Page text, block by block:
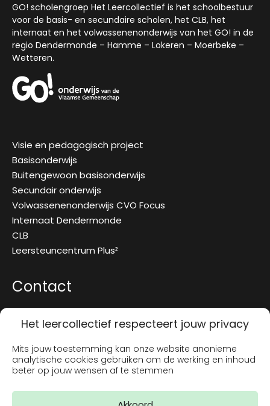
Het leercollectief respecteert jouw privacy
Mits jouw toestemming kan onze website anonieme
analytische cookies gebruiken om de werking en inhoud
beter op jouw wensen af te stemmen
GO! scholengroep Het Leercollectief is het schoolbestuur
voor de basis- en secundaire scholen, het CLB, het
internaat en het volwassenenonderwijs van het GO! in de
regio Dendermonde – Hamme – Lokeren – Moerbeke –
Wetteren.
Visie en pedagogisch project
Basisonderwijs
Buitengewoon basisonderwijs
Secundair onderwijs
Volwassenenonderwijs CVO Focus
Internaat Dendermonde
CLB
Leersteuncentrum Plus²
Contact
Brusselsestraat 97
T:052 25 51 00
info@hetleercollectief.be